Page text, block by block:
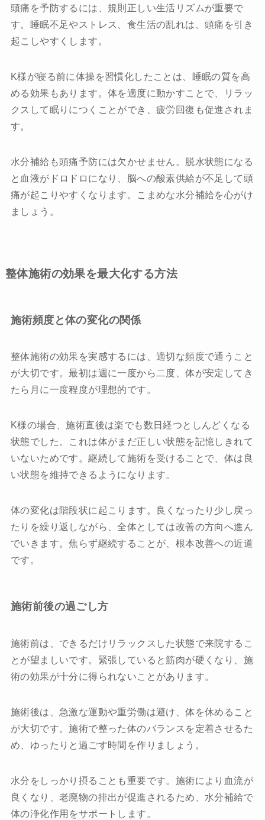
頭痛を予防するには、規則正しい生活リズムが重要で
す。睡眠不足やストレス、食生活の乱れは、頭痛を引き
起こしやすくします。
K様が寝る前に体操を習慣化したことは、睡眠の質を高
める効果もあります。体を適度に動かすことで、リラッ
クスして眠りにつくことができ、疲労回復も促進されま
す。
水分補給も頭痛予防には欠かせません。脱水状態になる
と血液がドロドロになり、脳への酸素供給が不足して頭
痛が起こりやすくなります。こまめな水分補給を心がけ
ましょう。
整体施術の効果を最大化する方法
施術頻度と体の変化の関係
整体施術の効果を実感するには、適切な頻度で通うこと
が大切です。最初は週に一度から二度、体が安定してき
たら月に一度程度が理想的です。
K様の場合、施術直後は楽でも数日経つとしんどくなる
状態でした。これは体がまだ正しい状態を記憶しきれて
いないためです。継続して施術を受けることで、体は良
い状態を維持できるようになります。
体の変化は階段状に起こります。良くなったり少し戻っ
たりを繰り返しながら、全体としては改善の方向へ進ん
でいきます。焦らず継続することが、根本改善への近道
です。
施術前後の過ごし方
施術前は、できるだけリラックスした状態で来院するこ
とが望ましいです。緊張していると筋肉が硬くなり、施
術の効果が十分に得られないことがあります。
施術後は、急激な運動や重労働は避け、体を休めること
が大切です。施術で整った体のバランスを定着させるた
め、ゆったりと過ごす時間を作りましょう。
水分をしっかり摂ることも重要です。施術により血流が
良くなり、老廃物の排出が促進されるため、水分補給で
体の浄化作用をサポートします。